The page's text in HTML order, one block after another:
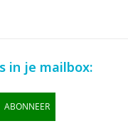
in je mailbox:
ABONNEER